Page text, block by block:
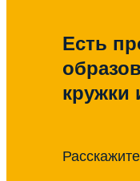
Есть
кружки